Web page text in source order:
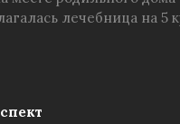
лечебница на 5